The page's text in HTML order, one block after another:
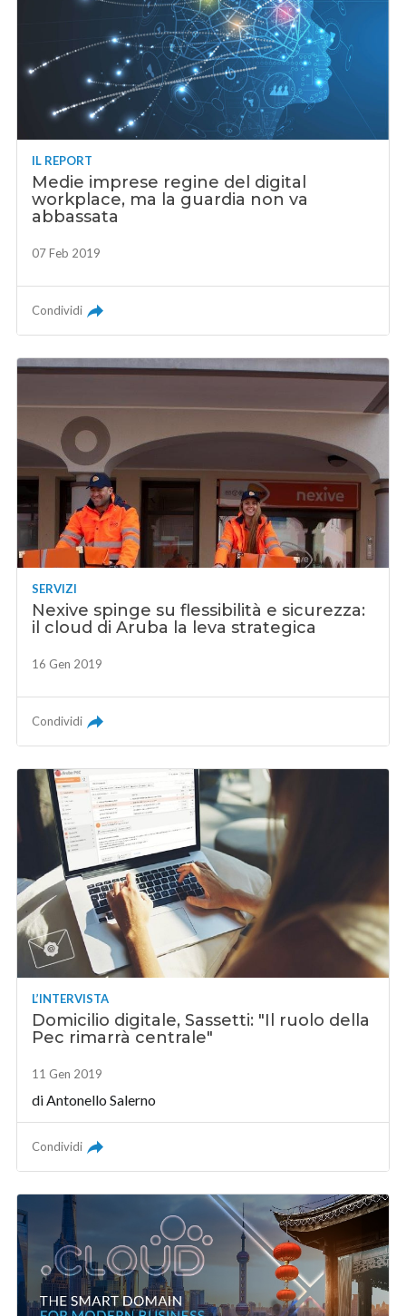
IL REPORT
Medie imprese regine del digital
workplace, ma la guardia non va
abbassata
07 Feb 2019
Condividi
SERVIZI
Nexive spinge su flessibilità e sicurezza:
il cloud di Aruba la leva strategica
16 Gen 2019
Condividi
L’INTERVISTA
Domicilio digitale, Sassetti: "Il ruolo della
Pec rimarrà centrale"
11 Gen 2019
diAntonello Salerno
Condividi